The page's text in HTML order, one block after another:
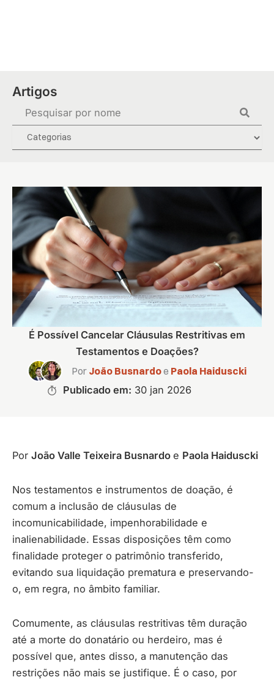
Artigos
É Possível Cancelar Cláusulas Restritivas em
Testamentos e Doações?
Por João Busnardoe Paola Haiduscki
Publicado em: 30 jan 2026
Por João Valle Teixeira Busnardo e Paola Haiduscki
Nos testamentos e instrumentos de doação, é
comum a inclusão de cláusulas de
incomunicabilidade, impenhorabilidade e
inalienabilidade. Essas disposições têm como
finalidade proteger o patrimônio transferido,
evitando sua liquidação prematura e preservando-
o, em regra, no âmbito familiar.
Comumente, as cláusulas restritivas têm duração
até a morte do donatário ou herdeiro, mas é
possível que, antes disso, a manutenção das
restrições não mais se justifique. É o caso, por